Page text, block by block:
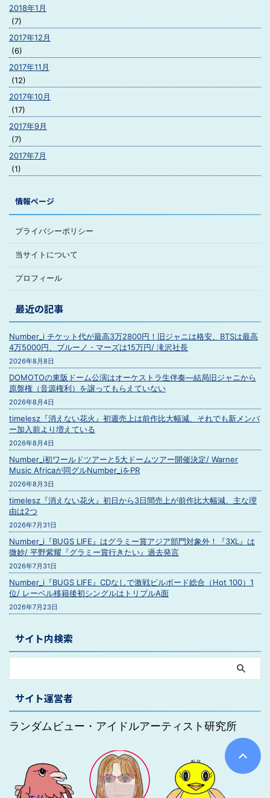
2018年1月
(7)
2017年12月
(6)
2017年11月
(12)
2017年10月
(17)
2017年9月
(7)
2017年7月
(1)
情報ページ
プライバシーポリシー
当サイトについて
プロフィール
最近の記事
Number_i チケット代が最高3万2800円！旧ジャニは格安、BTSは最高
4万5000円、ブルーノ・マーズは15万円/ 滝沢社長
2026年8月8日
DOMOTOの東阪ドーム公演はオーケストラ生伴奏―結局旧ジャニから
原盤権（音源権利）を譲ってもらえていない
2026年8月4日
timelesz『消えない花火』初週売上は前作比大幅減、それでも新メンバ
ー加入前より増えている
2026年8月4日
Number_i初ワールドツアーと5大ドームツアー開催決定/ Warner
Music Africaが同グルNumber_iをPR
2026年8月3日
timelesz『消えない花火』初日から3日間売上が前作比大幅減、主な理
由は2つ
2026年7月31日
Number_i『BUGS LIFE』はグラミー賞アジア部門対象外！『3XL』は
微妙/ 平野紫耀『グラミー賞行きたい』過去発言
2026年7月31日
Number_i『BUGS LIFE』CDなしで激戦ビルボード総合（Hot 100）1
位/ レーベル移籍後初シングルはトリプルA面
2026年7月23日
サイト内検索
サイト運営者
ランダムビュー・アイドルアーティスト研究所